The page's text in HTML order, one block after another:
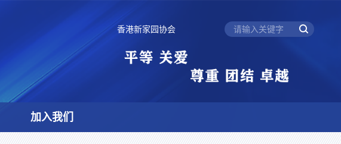
香港新家园协会
加入我们